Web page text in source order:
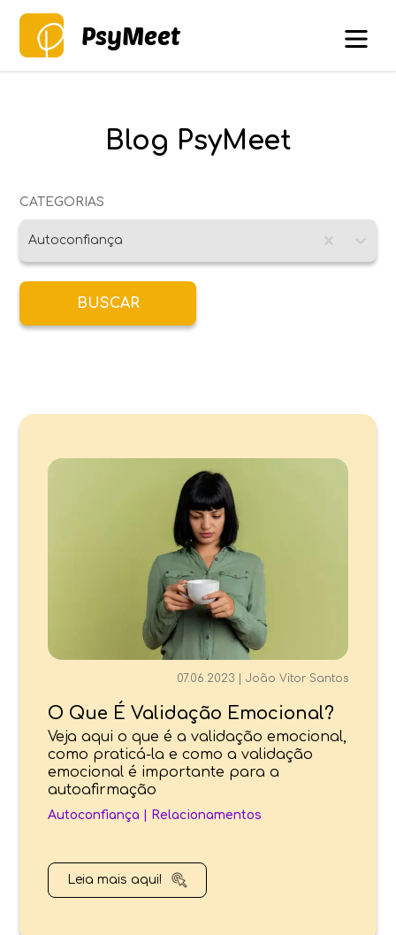
PsyMeet
Blog PsyMeet
CATEGORIAS
Autoconfiança
BUSCAR
O Que É Validação Emocional?
Veja aqui o que é a validação emocional,
como praticá-la e como a validação
emocional é importante para a
autoafirmação
Autoconfiança Relacionamentos
Leia mais aqui!
07.06.2023 João Vitor Santos